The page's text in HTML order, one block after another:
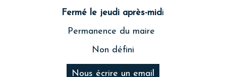
Fermé le jeudi après-midi
Permanence du maire
Non défini
Nous écrire un email